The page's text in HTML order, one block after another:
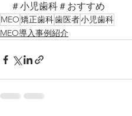
＃小児歯科＃おすすめ
MEO矯正歯科歯医者小児歯科
MEO導入事例紹介